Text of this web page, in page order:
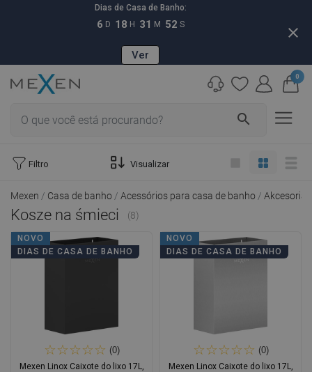
Dias de Casa de Banho:
6 D 18 H 31 M 52 S
Ver
close
search
0
Filtro Visualizar
Mexen Casa de banho Acessórios para casa de banho Akcesoria
Kosze na śmieci (8)
NOVO
DIAS DE CASA DE BANHO
(0)
Mexen Linox Caixote do lixo 17L,
NOVO
DIAS DE CASA DE BANHO
(0)
Mexen Linox Caixote do lixo 17L,